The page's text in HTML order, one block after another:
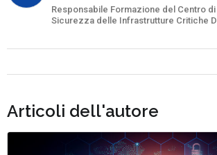
Responsabile Formazione del Centro
Sicurezza delle Infrastrutture Critiche
Articoli dell'autore